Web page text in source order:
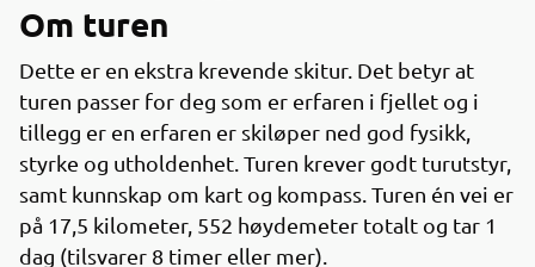
Om turen
Dette er en ekstra krevende skitur. Det betyr at
turen passer for deg som er erfaren i fjellet og i
tillegg er en erfaren er skiløper ned god fysikk,
styrke og utholdenhet. Turen krever godt turutstyr,
samt kunnskap om kart og kompass. Turen én vei er
på 17,5 kilometer, 552 høydemeter totalt og tar 1
dag (tilsvarer 8 timer eller mer).